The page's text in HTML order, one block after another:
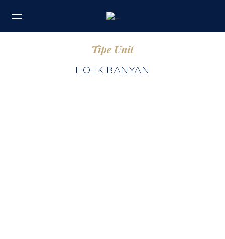
Tipe Unit
HOEK BANYAN